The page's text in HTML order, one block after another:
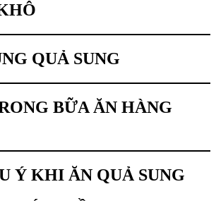
QUẢ SUNG
BỮA ĂN HÀNG
Ý KHI ĂN QUẢ SUNG